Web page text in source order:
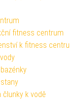
fitness centrum
k fitness centru
člunky k vodě